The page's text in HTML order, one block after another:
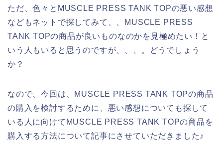
ただ、色々とMUSCLE PRESS TANK TOPの悪い感想
などもネットで探してみて、、MUSCLE PRESS
TANK TOPの商品が良いものなのかを見極めたい！と
いう人もいると思うのですが、、、。どうでしょう
か？
なので、今回は、MUSCLE PRESS TANK TOPの商品
の購入を検討するために、悪い感想についても探して
いる人に向けてMUSCLE PRESS TANK TOPの商品を
購入する方法について記事にさせていただきました♪